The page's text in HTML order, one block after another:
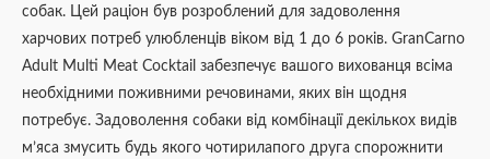
собак. Цей раціон був розроблений для задоволення
харчових потреб улюбленців віком від 1 до 6 років. GranCarno
Adult Multi Meat Cocktail забезпечує вашого вихованця всіма
необхідними поживними речовинами, яких він щодня
потребує. Задоволення собаки від комбінації декількох видів
м’яса змусить будь якого чотирилапого друга спорожнити